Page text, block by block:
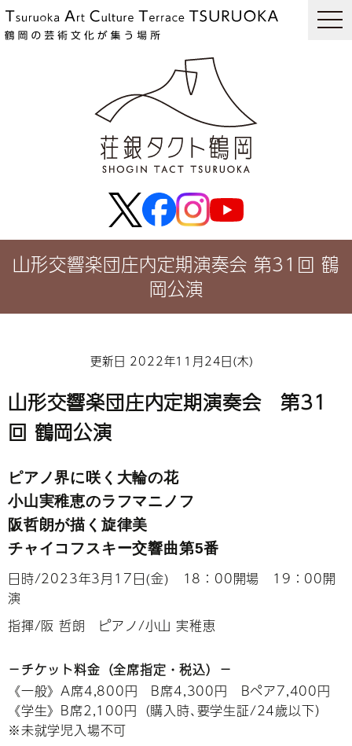
山形交響楽団庄内定期演奏会 第31回 鶴
岡公演
更新日 2022年11月24日(木)
山形交響楽団庄内定期演奏会 第31
回 鶴岡公演
ピアノ界に咲く大輪の花
小山実稚恵のラフマニノフ
阪哲朗が描く旋律美
チャイコフスキー交響曲第5番
日時/2023年3月17日(金) 18：00開場 19：00開
演
指揮/阪 哲朗 ピアノ/小山 実稚恵
－チケット料金（全席指定・税込）－
《一般》A席4,800円 B席4,300円 Bペア7,400円
《学生》B席2,100円（購入時､要学生証/24歳以下）
※未就学児入場不可